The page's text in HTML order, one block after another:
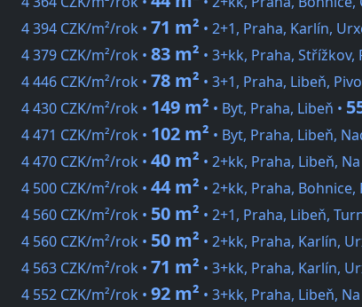
4 394 CZK/m²/rok • 71 m² • 2+1, Praha, Karlín,
4 379 CZK/m²/rok • 83 m² • 3+kk, Praha, Střížkov,
4 446 CZK/m²/rok • 78 m² • 3+1, Praha, Libeň,
4 430 CZK/m²/rok • 149 m² • Byt, Praha, Libeň •
4 471 CZK/m²/rok • 102 m² • Byt, Praha, Libeň,
4 470 CZK/m²/rok • 40 m² • 2+kk, Praha, Libeň,
4 500 CZK/m²/rok • 44 m² • 2+kk, Praha, Bohnice,
4 560 CZK/m²/rok • 50 m² • 2+1, Praha, Libeň,
4 560 CZK/m²/rok • 50 m² • 2+kk, Praha, Karlín,
4 563 CZK/m²/rok • 71 m² • 3+kk, Praha, Karlín,
4 552 CZK/m²/rok • 92 m² • 3+kk, Praha, Libeň,